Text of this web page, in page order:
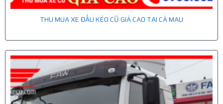
THU MUA XE ĐẦU KÉO CŨ GIÁ CAO TẠI CÀ MAU